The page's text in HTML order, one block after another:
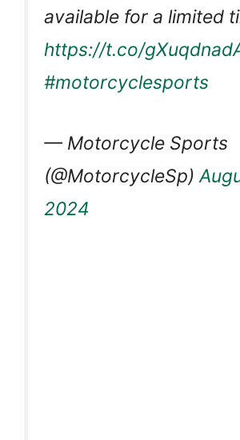
available for a limited
https://t.co/
#motorcyclesports
— Motorcycle Sports
(@MotorcycleSp)
2024